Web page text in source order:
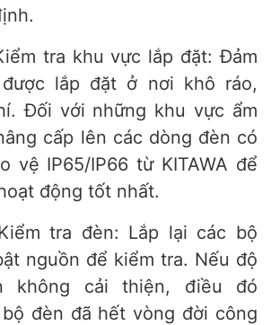
tra khu vực lắp đặt: Đảm
lắp đặt ở nơi khô ráo,
Đối với những khu vực ẩm
cấp lên các dòng đèn có
vệ IP65/IP66 từ KITAWA để
động tốt nhất.
tra đèn: Lắp lại các bộ
nguồn để kiểm tra. Nếu độ
không cải thiện, điều đó
đèn đã hết vòng đời công